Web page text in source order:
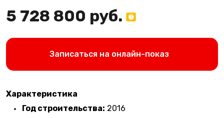
5 728 800 руб.
Записаться на онлайн-показ
Характеристика
Год строительства: 2016